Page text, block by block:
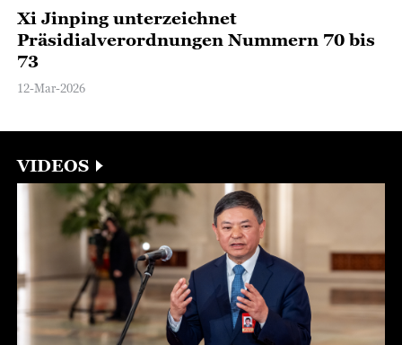
Xi Jinping unterzeichnet
Präsidialverordnungen Nummern 70 bis
73
12-Mar-2026
VIDEOS